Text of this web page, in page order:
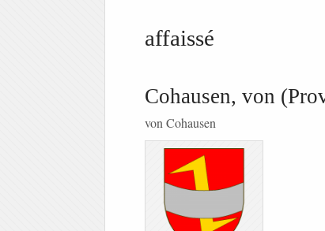
affaissé
Cohausen, von
von Cohausen